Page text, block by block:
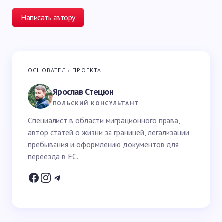
Написать автору
Ваш адрес email не будет опубликован.
Ваш вопрос *
Ваше имя *
Email *
ОСНОВАТЕЛЬ ПРОЕКТА
Ярослав Стецюн
ПОЛЬСКИЙ КОНСУЛЬТАНТ
Специалист в области миграционного права,
автор статей о жизни за границей, легализации
пребывания и оформлению документов для
переезда в ЕС.